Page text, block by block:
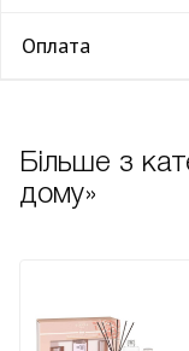
Оплата
Більше з
дому»